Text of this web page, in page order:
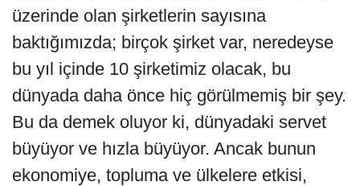
üzerinde olan şirketlerin sayısına
baktığımızda; birçok şirket var, neredeyse
bu yıl içinde 10 şirketimiz olacak, bu
dünyada daha önce hiç görülmemiş bir şey.
Bu da demek oluyor ki, dünyadaki servet
büyüyor ve hızla büyüyor. Ancak bunun
ekonomiye, topluma ve ülkelere etkisi,